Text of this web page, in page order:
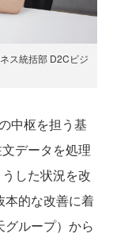
ス統括部 D2Cビジ
中枢を担う基
データを処理
した状況を改
本的な改善に着
ループ）から